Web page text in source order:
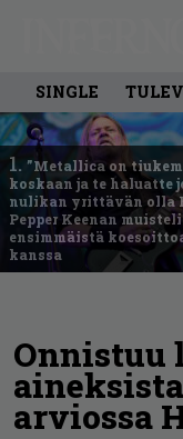
SINGLE
1. ”Metallica on
koskaan ja te haluatte
nulikan yrittävän olla
Pepper Keenan muisteli
ensimmäistä
kanssa
Onnistuu
arviossa